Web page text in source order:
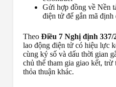
Gửi hợp đồng về Nền
điện tử để gắn mã định
Theo Điều 7 Nghị định
lao động điện tử có hiệu lực
cùng ký số và dấu thời gian
chủ thể tham gia giao kết, trừ
thỏa thuận khác.